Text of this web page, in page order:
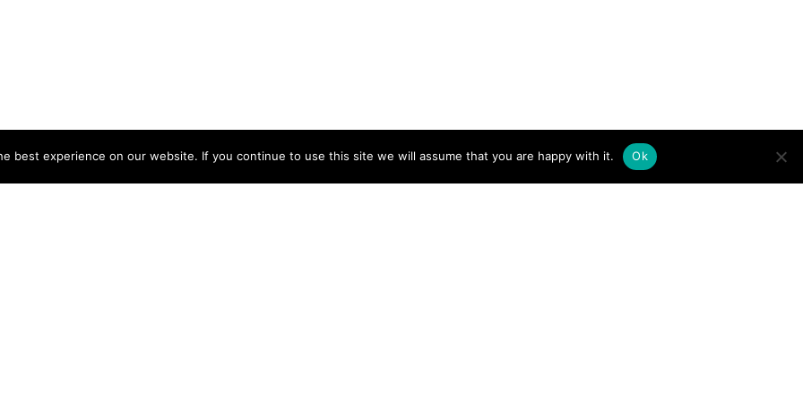
best experience on our website. If you continue to use this site we will assume that you are happy with it. Ok